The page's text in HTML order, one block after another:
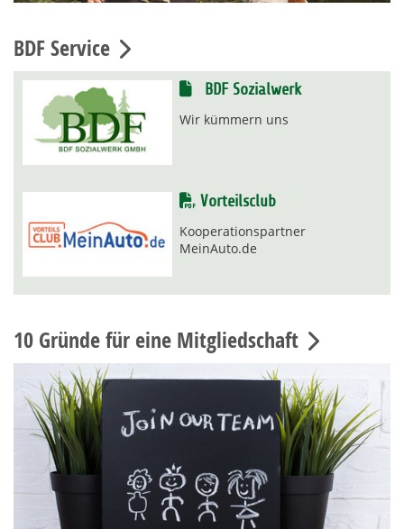
BDF Service
BDF Sozialwerk
Wir kümmern uns
Vorteilsclub
Kooperationspartner
MeinAuto.de
10 Gründe für eine Mitgliedschaft